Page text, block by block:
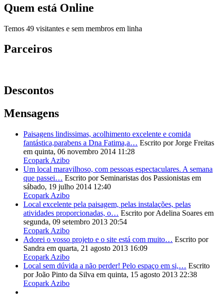
Quem está Online
Temos 49 visitantes e sem membros em linha
Parceiros
Descontos
Mensagens
Paisagens lindissimas, acolhimento excelente e comida
fantástica,parabens a Dna Fatima,a… Escrito por Jorge Freitas
em quinta, 06 novembro 2014 11:28
Ecopark Azibo
Um local maravilhoso, com pessoas espectaculares. A semana
que passei… Escrito por Seminaristas dos Passionistas em
sábado, 19 julho 2014 12:40
Ecopark Azibo
Local excelente pela paisagem, pelas instalações, pelas
atividades proporcionadas, o… Escrito por Adelina Soares em
segunda, 09 setembro 2013 20:54
Ecopark Azibo
Adorei o vosso projeto e o site está com muito… Escrito por
Sandra em quarta, 21 agosto 2013 16:09
Ecopark Azibo
Local sem dúvida a não perder! Pelo espaço em si,… Escrito
por João Pinto da Silva em quinta, 15 agosto 2013 22:38
Ecopark Azibo